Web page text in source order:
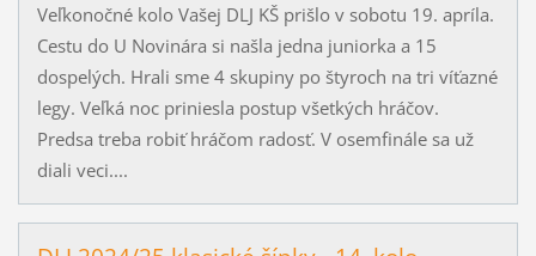
Veľkonočné kolo Vašej DLJ KŠ prišlo v sobotu 19. apríla.
Cestu do U Novinára si našla jedna juniorka a 15
dospelých. Hrali sme 4 skupiny po štyroch na tri víťazné
legy. Veľká noc priniesla postup všetkých hráčov.
Predsa treba robiť hráčom radosť. V osemfinále sa už
diali veci....